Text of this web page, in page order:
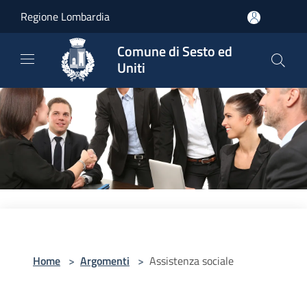
Regione Lombardia
Comune di Sesto ed
Uniti
Home > Argomenti > Assistenza sociale